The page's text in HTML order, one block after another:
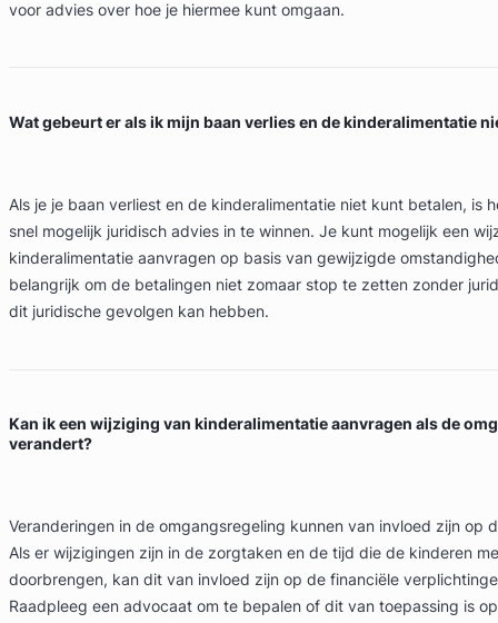
voor advies over hoe je hiermee kunt omgaan.
Wat gebeurt er als ik mijn baan verlies en de kinderalimentatie
Als je je baan verliest en de kinderalimentatie niet kunt betalen, is
snel mogelijk juridisch advies in te winnen. Je kunt mogelijk een
kinderalimentatie aanvragen op basis van gewijzigde
belangrijk om de betalingen niet zomaar stop te zetten zonder
dit juridische gevolgen kan hebben.
Kan ik een wijziging van kinderalimentatie aanvragen als de
verandert?
Veranderingen in de omgangsregeling kunnen van invloed zijn op
Als er wijzigingen zijn in de zorgtaken en de tijd die de kinderen
doorbrengen, kan dit van invloed zijn op de financiële
Raadpleeg een advocaat om te bepalen of dit van toepassing is